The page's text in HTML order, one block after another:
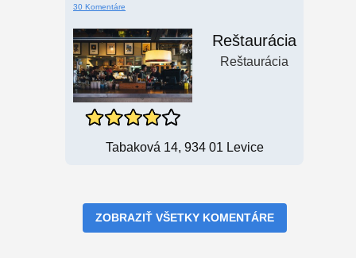
30 Komentáre
Reštaurácia
Reštaurácia
Tabaková 14, 934 01 Levice
ZOBRAZIŤ VŠETKY KOMENTÁRE